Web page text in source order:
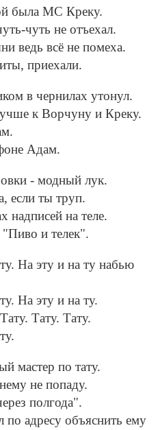
была MC Креку.
чуть не отъехал.
ведь всё не помеха.
приехали.
в чернилах утонул.
к Ворчуну и Креку.
Адам.
- модный лук.
если ты труп.
надписей на теле.
и телек".
На эту и на ту набью
На эту и на ту.
Тату. Тату.
мастер по тату.
не попаду.
полгода".
по адресу объяснить ему